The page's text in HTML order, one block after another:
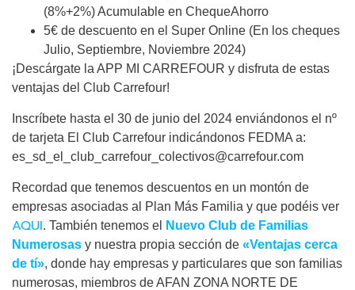
(8%+2%) Acumulable en ChequeAhorro
5€ de descuento en el Super Online (En los cheques
Julio, Septiembre, Noviembre 2024)
¡Descárgate la APP MI CARREFOUR y disfruta de estas
ventajas del Club Carrefour!
Inscríbete hasta el 30 de junio del 2024 enviándonos el nº
de tarjeta El Club Carrefour indicándonos FEDMA a:
es_sd_el_club_carrefour_colectivos@carrefour.com
Recordad que tenemos descuentos en un montón de
empresas asociadas al Plan Más Familia y que podéis ver
AQUI. También tenemos el
Nuevo Club de Familias
Numerosas y nuestra propia sección de «Ventajas cerca
de tí», donde hay empresas y particulares que son familias
numerosas, miembros de AFAN ZONA NORTE DE